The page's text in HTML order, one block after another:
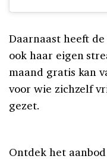
Daarnaast heeft
ook haar eigen
maand gratis kan
voor wie zichzelf
gezet.
Ontdek het